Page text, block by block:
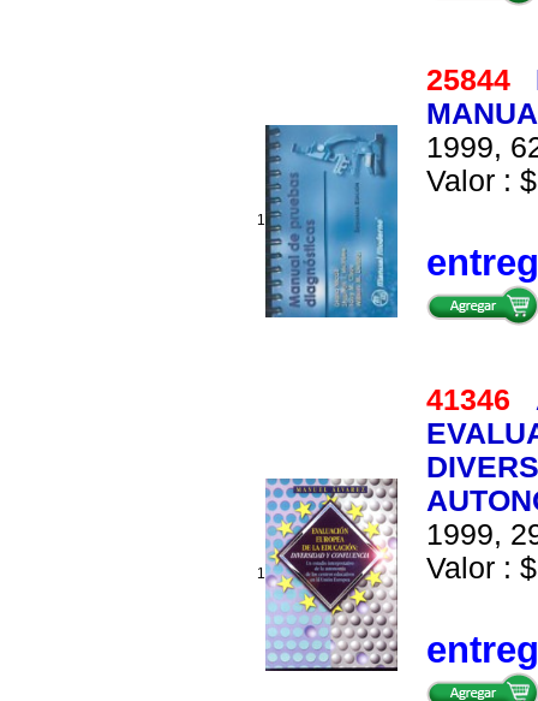
1
25844
1999,
Valor :
1
41346
1999,
Valor :